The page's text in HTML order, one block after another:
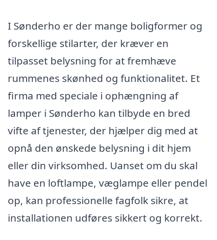
I Sønderho er der mange boligformer og
forskellige stilarter, der kræver en
tilpasset belysning for at fremhæve
rummenes skønhed og funktionalitet. Et
firma med speciale i ophængning af
lamper i Sønderho kan tilbyde en bred
vifte af tjenester, der hjælper dig med at
opnå den ønskede belysning i dit hjem
eller din virksomhed. Uanset om du skal
have en loftlampe, væglampe eller pendel
op, kan professionelle fagfolk sikre, at
installationen udføres sikkert og korrekt.